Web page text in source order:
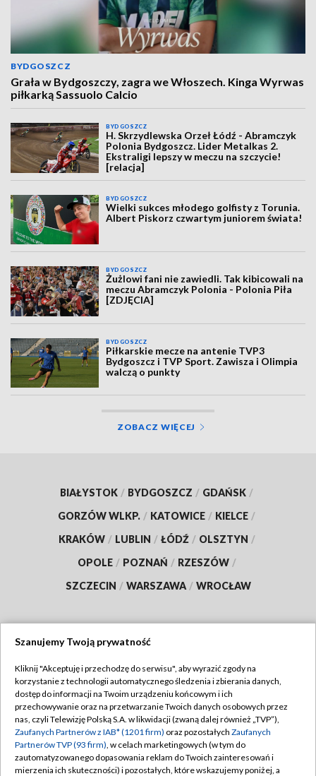
BYDGOSZCZ
Grała w Bydgoszczy, zagra we Włoszech. Kinga Wyrwas
piłkarką Sassuolo Calcio
BYDGOSZCZ
H. Skrzydlewska Orzeł Łódź - Abramczyk
Polonia Bydgoszcz. Lider Metalkas 2.
Ekstraligi lepszy w meczu na szczycie!
[relacja]
BYDGOSZCZ
Wielki sukces młodego golfisty z Torunia.
Albert Piskorz czwartym juniorem świata!
BYDGOSZCZ
Żużlowi fani nie zawiedli. Tak kibicowali na
meczu Abramczyk Polonia - Polonia Piła
[ZDJĘCIA]
BYDGOSZCZ
Piłkarskie mecze na antenie TVP3
Bydgoszcz i TVP Sport. Zawisza i Olimpia
walczą o punkty
ZOBACZ WIĘCEJ
BIAŁYSTOK / BYDGOSZCZ / GDAŃSK /
GORZÓW WLKP. / KATOWICE / KIELCE /
KRAKÓW / LUBLIN / ŁÓDŹ / OLSZTYN /
OPOLE / POZNAŃ / RZESZÓW /
SZCZECIN / WARSZAWA / WROCŁAW
TVP
Abonament TVP
Emisja w TVP
Centrum informacji TVP
Regulamin TVP
Polityka prywatności
Moje zgody
Szanujemy Twoją prywatność
Kliknij "Akceptuję i przechodzę do serwisu", aby wyrazić zgody na
korzystanie z technologii automatycznego śledzenia i zbierania danych,
dostęp do informacji na Twoim urządzeniu końcowym i ich
przechowywanie oraz na przetwarzanie Twoich danych osobowych przez
nas, czyli Telewizję Polską S.A. w likwidacji (zwaną dalej również „TVP”),
Zaufanych Partnerów z IAB* (1201 firm) oraz pozostałych Zaufanych
Partnerów TVP (93 firm), w celach marketingowych (w tym do
zautomatyzowanego dopasowania reklam do Twoich zainteresowań i
mierzenia ich skuteczności) i pozostałych, które wskazujemy poniżej, a